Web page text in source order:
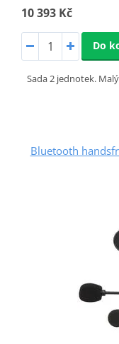
10 393 Kč
Do
Sada 2 jednotek.
Bluetooth